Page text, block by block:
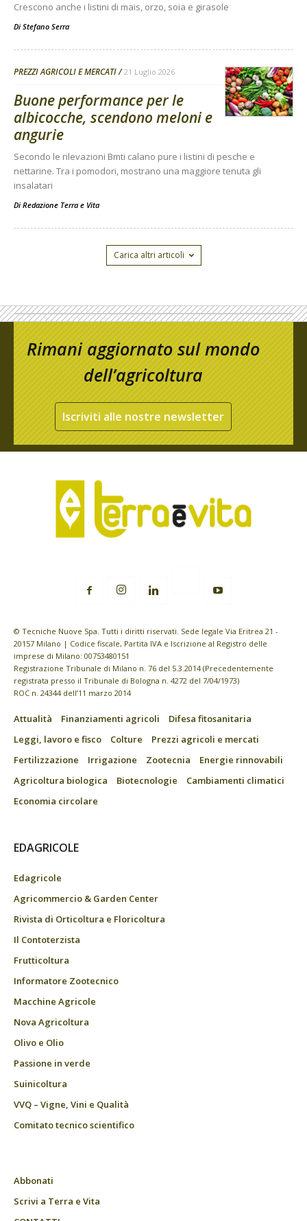
Crescono anche i listini di mais, orzo, soia e girasole
Di Stefano Serra
PREZZI AGRICOLI E MERCATI 21 Luglio 2026
Buone performance per le
albicocche, scendono meloni e
angurie
Secondo le rilevazioni Bmti calano pure i listini di pesche e
nettarine. Tra i pomodori, mostrano una maggiore tenuta gli
insalatari
Di Redazione Terra e Vita
Carica altri articoli
Rimani aggiornato sul mondo
dell’agricoltura
Iscriviti alle nostre newsletter
© Tecniche Nuove Spa. Tutti i diritti riservati. Sede legale Via Eritrea 21 -
20157 Milano | Codice fiscale, Partita IVA e Iscrizione al Registro delle
imprese di Milano: 00753480151
Registrazione Tribunale di Milano n. 76 del 5.3.2014 (Precedentemente
registrata presso il Tribunale di Bologna n. 4272 del 7/04/1973)
ROC n. 24344 dell’11 marzo 2014
Attualità Finanziamenti agricoli
Difesa fitosanitaria
Leggi, lavoro e fisco
Colture
Prezzi agricoli e mercati
Fertilizzazione
Irrigazione Zootecnia
Energie rinnovabili
Agricoltura biologica
Biotecnologie
Cambiamenti climatici
Economia circolare
EDAGRICOLE
Edagricole
Agricommercio & Garden Center
Rivista di Orticoltura e Floricoltura
Il Contoterzista
Frutticoltura
Informatore Zootecnico
Macchine Agricole
Nova Agricoltura
Olivo e Olio
Passione in verde
Suinicoltura
VVQ – Vigne, Vini e Qualità
Comitato tecnico scientifico
Abbonati
Scrivi a Terra e Vita